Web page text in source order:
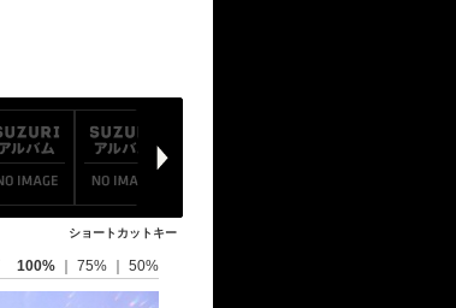
ショートカットキー
100% 75% 50%